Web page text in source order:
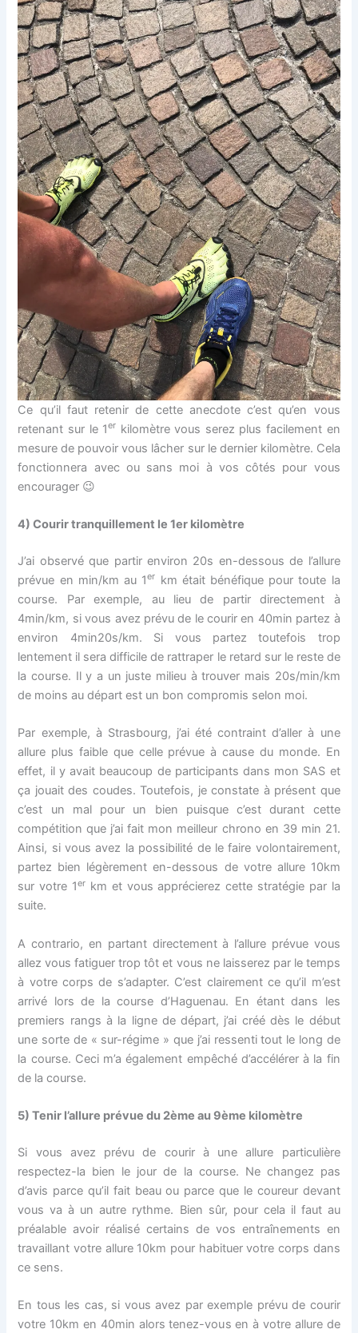
Ce qu’il faut retenir de cette anecdote c’est qu’en vous
retenant sur le 1er kilomètre vous serez plus facilement en
mesure de pouvoir vous lâcher sur le dernier kilomètre. Cela
fonctionnera avec ou sans moi à vos côtés pour vous
encourager 😉
4)Courir tranquillement le 1er kilomètre
J’ai observé que partir environ 20s en-dessous de l’allure
prévue en min/km au 1er km était bénéfique pour toute la
course. Par exemple, au lieu de partir directement à
4min/km, si vous avez prévu de le courir en 40min partez à
environ 4min20s/km. Si vous partez toutefois trop
lentement il sera difficile de rattraper le retard sur le reste de
la course. Il y a un juste milieu à trouver mais 20s/min/km
de moins au départ est un bon compromis selon moi.
Par exemple, à Strasbourg, j’ai été contraint d’aller à une
allure plus faible que celle prévue à cause du monde. En
effet, il y avait beaucoup de participants dans mon SAS et
ça jouait des coudes. Toutefois, je constate à présent que
c’est un mal pour un bien puisque c’est durant cette
compétition que j’ai fait mon meilleur chrono en 39 min 21.
Ainsi, si vous avez la possibilité de le faire volontairement,
partez bien légèrement en-dessous de votre allure 10km
sur votre 1er km et vous apprécierez cette stratégie par la
suite.
A contrario, en partant directement à l’allure prévue vous
allez vous fatiguer trop tôt et vous ne laisserez par le temps
à votre corps de s’adapter. C’est clairement ce qu’il m’est
arrivé lors de la course d’Haguenau. En étant dans les
premiers rangs à la ligne de départ, j’ai créé dès le début
une sorte de « sur-régime » que j’ai ressenti tout le long de
la course. Ceci m’a également empêché d’accélérer à la fin
de la course.
5)Tenir l’allure prévue du 2ème au 9ème kilomètre
Si vous avez prévu de courir à une allure particulière
respectez-la bien le jour de la course. Ne changez pas
d’avis parce qu’il fait beau ou parce que le coureur devant
vous va à un autre rythme. Bien sûr, pour cela il faut au
préalable avoir réalisé certains de vos entraînements en
travaillant votre allure 10km pour habituer votre corps dans
ce sens.
En tous les cas, si vous avez par exemple prévu de courir
votre 10km en 40min alors tenez-vous en à votre allure de